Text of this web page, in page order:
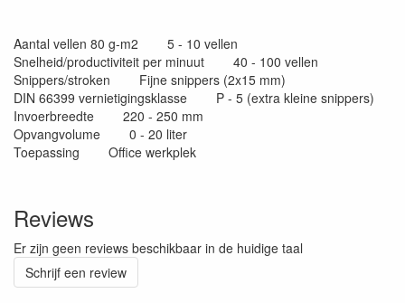
Aantal vellen 80 g-m2 5 - 10 vellen
Snelheid/productiviteit per minuut 40 - 100 vellen
Snippers/stroken Fijne snippers (2x15 mm)
DIN 66399 vernietigingsklasse P - 5 (extra kleine snippers)
Invoerbreedte 220 - 250 mm
Opvangvolume 0 - 20 liter
Toepassing Office werkplek
Reviews
Er zijn geen reviews beschikbaar in de huidige taal
Schrijf een review